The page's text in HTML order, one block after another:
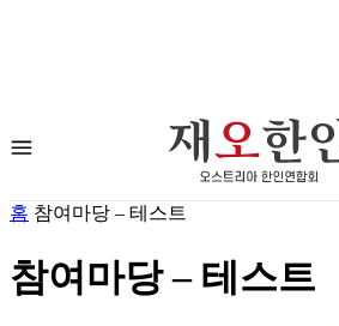
홈 참여마당 – 테스트
참여마당 – 테스트